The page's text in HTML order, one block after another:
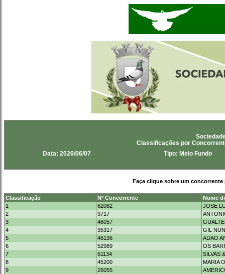
Classificações por
Data: 2026/06/07
Tipo: Meio Fundo
Faça clique sobre um
Classificação Nº Concorrente
Nome
1
62082
JOSE
2
9717
3
46057
4
35317
GIL
5
46136
ADAO
6
52989
OS
7
61134
SILVAS
8
45200
MARIA
9
26055